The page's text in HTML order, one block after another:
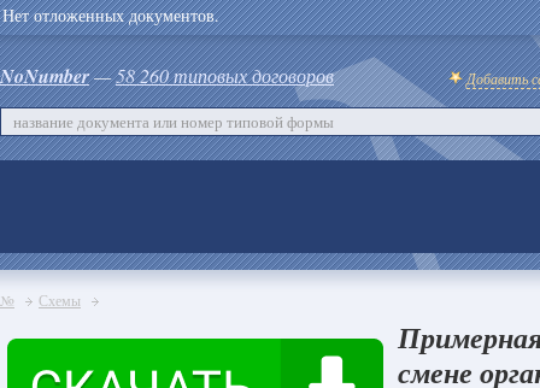
Нет отложенных документов.
NoNumber—58 260 типовых договоров Добавить
№ Схемы
смене